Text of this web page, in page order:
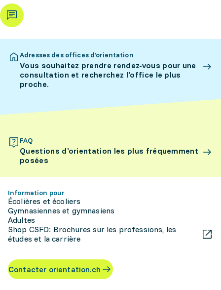
Adresses des offices d’orientation
Vous souhaitez prendre rendez-vous pour une
consultation et recherchez l’office le plus
proche.
FAQ
Questions d’orientation les plus fréquemment
posées
Information pour
Écolières et écoliers
Gymnasiennes et gymnasiens
Adultes
Shop CSFO: Brochures sur les professions, les
études et la carrière
Contacter orientation.ch